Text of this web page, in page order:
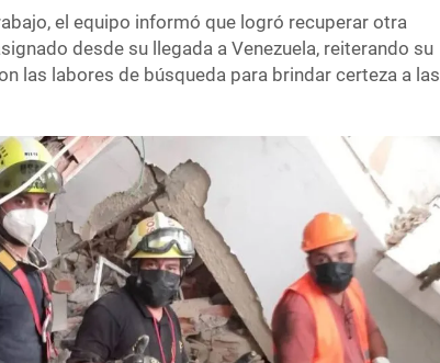
el equipo informó que logró recuperar otra
desde su llegada a Venezuela, reiterando su
las labores de búsqueda para brindar certeza a las